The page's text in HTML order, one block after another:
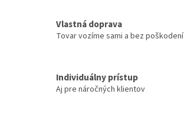
Vlastná doprava
Tovar vozíme sami a bez poškodení
Individuálny prístup
Aj pre náročných klientov